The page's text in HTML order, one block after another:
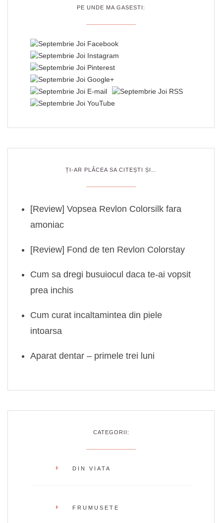
PE UNDE MA GASESTI:
ȚI-AR PLĂCEA SA CITEȘTI ȘI…
[Review] Vopsea Revlon Colorsilk fara
amoniac
[Review] Fond de ten Revlon Colorstay
Cum sa dregi busuiocul daca te-ai vopsit
prea inchis
Cum curat incaltamintea din piele
intoarsa
Aparat dentar – primele trei luni
CATEGORII:
DIN VIATA
FRUMUSETE